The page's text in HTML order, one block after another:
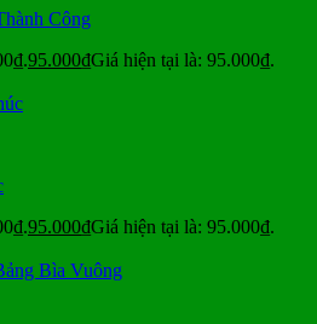
Công
95.000₫Giá hiện tại là: 95.000₫.
95.000₫Giá hiện tại là: 95.000₫.